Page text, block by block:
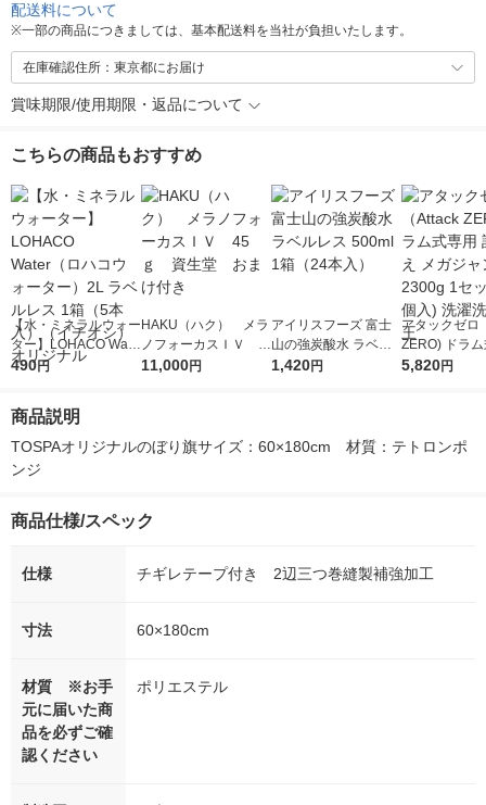
配送料について
※一部の商品につきましては、基本配送料を当社が負担いたします。
在庫確認住所：東京都にお届け
賞味期限/使用期限・返品について
こちらの商品もおすすめ
【水・ミネラルウォー
ター】LOHACO Wate
r（ロハコウォータ
シ） オリジナル
490円
HAKU（ハク） メラ
ノフォーカスＩＶ 4
5ｇ 資生堂 おまけ
11,000円
アイリスフーズ 富士
山の強炭酸水 ラベル
レス 500ml 1箱（24
1,420円
アタックゼロ
ZERO) ドラ
詰め替え メガ
5,820円
商品説明
TOSPAオリジナルのぼり旗サイズ：60×180cm　材質：テトロンポ
ンジ
商品仕様/スペック
仕様 チギレテープ付き 2辺三つ巻縫製補強加工
寸法 60×180cm
材質 ※お手
元に届いた商
品を必ずご確
認ください
ポリエステル